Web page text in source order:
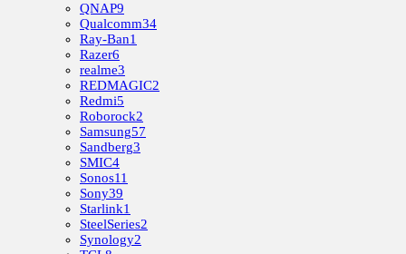
QNAP9
Qualcomm34
Ray-Ban1
Razer6
realme3
REDMAGIC2
Redmi5
Roborock2
Samsung57
Sandberg3
SMIC4
Sonos11
Sony39
Starlink1
SteelSeries2
Synology2